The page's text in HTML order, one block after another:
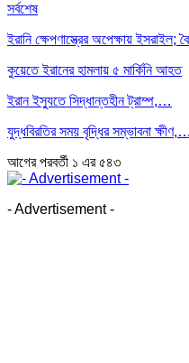
সর্বশেষ
ইরানি ক্ষেপণাস্ত্রের অপেক্ষায়
কুয়েতে ইরানের হামলায় ৫ মার্কিনি আহত
ইরান ইস্যুতে সিদ্ধান্তহীন ট্রাম্প,…
যুদ্ধবিরতির সময় বৃদ্ধির সম্ভাবনা ক্ষীণ,…
আগেরপরবর্তী ১ এর ৫৪৩
- Advertisement -